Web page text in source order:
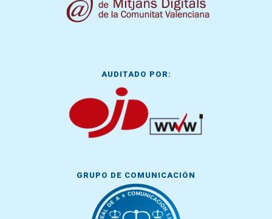
AUDITADO POR:
GRUPO DE COMUNICACIÓN